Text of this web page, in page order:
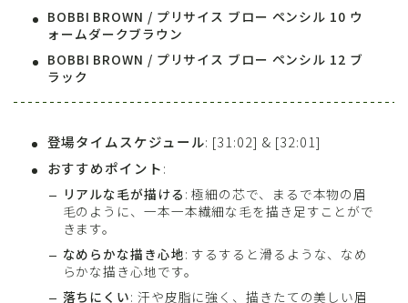
BOBBI BROWN / プリサイス ブロー ペンシル 10 ウ
ォームダークブラウン
BOBBI BROWN / プリサイス ブロー ペンシル 12 ブ
ラック
登場タイムスケジュール: [31:02] & [32:01]
おすすめポイント:
リアルな毛が描ける : 極細の芯で、まるで本物の眉
毛のように、一本一本繊細な毛を描き足すことがで
きます。
なめらかな描き心地: するすると滑るような、なめ
らかな描き心地です。
落ちにくい: 汗や皮脂に強く、描きたての美しい眉